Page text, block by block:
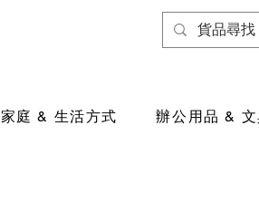
家庭 & 生活方式 辦公用品 & 文